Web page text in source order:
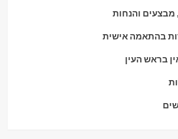
מבצעים והנחות
בהתאמה אישית
בראש העין